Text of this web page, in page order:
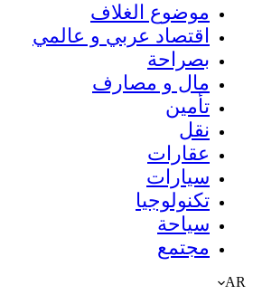
موضوع الغلاف
اقتصاد عربي و عالمي
بصراحة
مال و مصارف
تأمين
نقل
عقارات
سيارات
تكنولوجيا
سياحة
مجتمع
AR